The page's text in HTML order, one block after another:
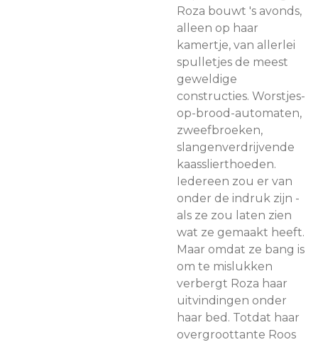
Roza bouwt 's avonds,
alleen op haar
kamertje, van allerlei
spulletjes de meest
geweldige
constructies. Worstjes-
op-brood-automaten,
zweefbroeken,
slangenverdrijvende
kaasslierthoeden.
Iedereen zou er van
onder de indruk zijn -
als ze zou laten zien
wat ze gemaakt heeft.
Maar omdat ze bang is
om te mislukken
verbergt Roza haar
uitvindingen onder
haar bed. Totdat haar
overgroottante Roos